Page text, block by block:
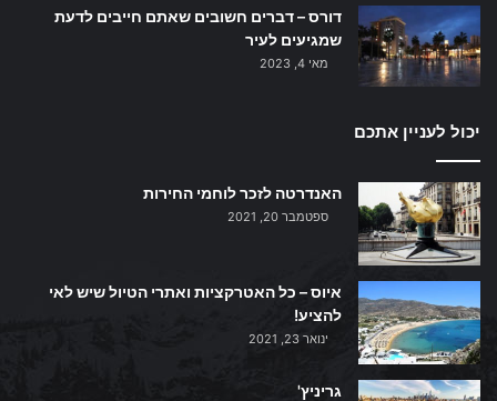
דורס – דברים חשובים שאתם חייבים לדעת
שמגיעים לעיר
מאי 4, 2023
יכול לעניין אתכם
האנדרטה לזכר לוחמי החירות
ספטמבר 20, 2021
איוס – כל האטרקציות ואתרי הטיול שיש לאי
להציע!
ינואר 23, 2021
גריניץ'